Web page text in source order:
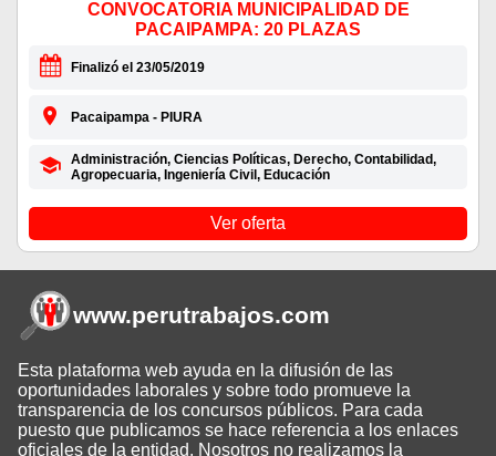
CONVOCATORIA MUNICIPALIDAD DE
PACAIPAMPA: 20 PLAZAS
Finalizó el 23/05/2019
Pacaipampa - PIURA
Administración, Ciencias Políticas, Derecho, Contabilidad,
Agropecuaria, Ingeniería Civil, Educación
Ver oferta
www.perutrabajos.com
Esta plataforma web ayuda en la difusión de las
oportunidades laborales y sobre todo promueve la
transparencia de los concursos públicos. Para cada
puesto que publicamos se hace referencia a los enlaces
oficiales de la entidad. Nosotros no realizamos la